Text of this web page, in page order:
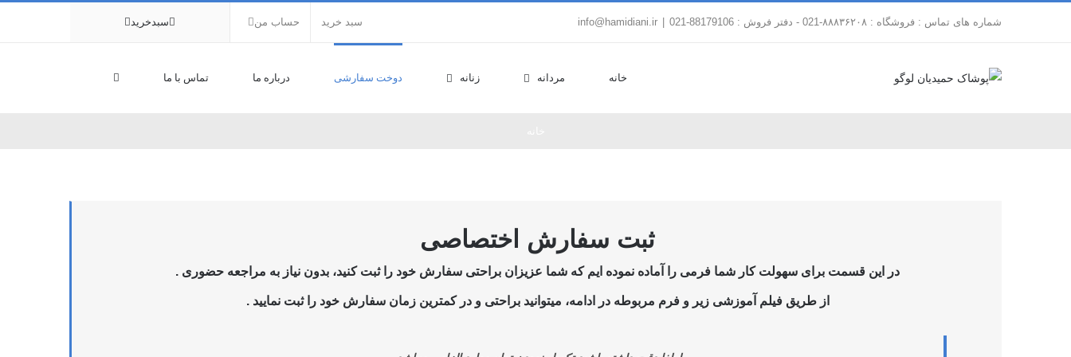
شماره های تماس : فروشگاه : ۸۸۸۳۶۲۰۸-021 - دفتر فروش : 88179106-021 info@hamidiani.ir سبد خرید حساب من سبدخرید
خانه مردانه زنانه دوخت سفارشی درباره ما تماس با ما
ثبت سفارش اختصاصی
در این قسمت برای سهولت کار شما فرمی را آماده نموده ایم که شما عزیزان براحتی سفارش خود را ثبت کنید، بدون نیاز به مراجعه حضوری .
از طریق فیلم آموزشی زیر و فرم مربوطه در ادامه، میتوانید براحتی و در کمترین زمان سفارش خود را ثبت نمایید .